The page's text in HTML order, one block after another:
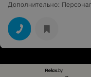
Дополнительно: